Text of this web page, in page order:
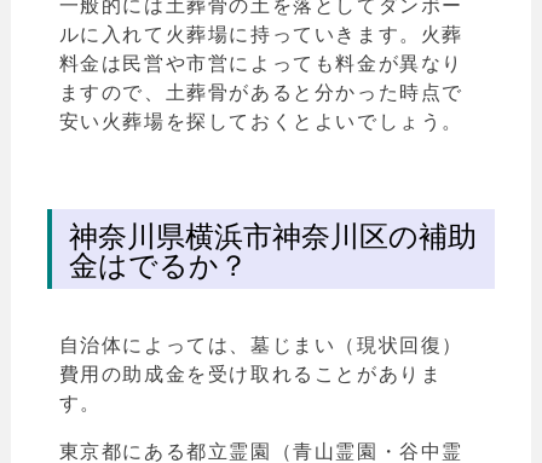
一般的には土葬骨の土を落としてダンボー
ルに入れて火葬場に持っていきます。 火葬
料金は民営や市営によっても料金が異なり
ますので、土葬骨があると分かった時点で
安い火葬場を探しておくとよいでしょう。
神奈川県横浜市神奈川区の補助
金はでるか？
自治体によっては、墓じまい（現状回復）
費用の助成金を受け取れることがありま
す。
東京都にある都立霊園（青山霊園・谷中霊